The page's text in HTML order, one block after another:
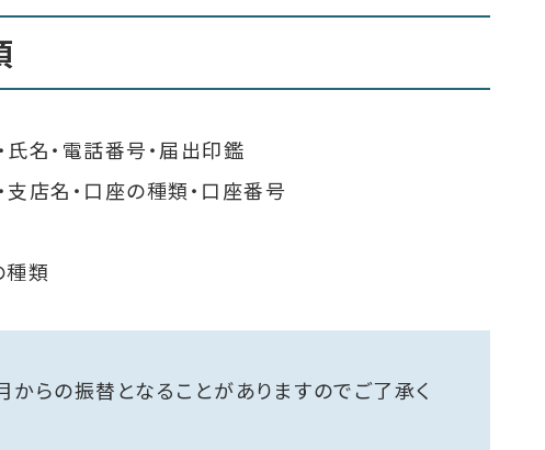
名・電話番号・届出印鑑
店名・口座の種類・口座番号
種類
らの振替となることがありますのでご了承く